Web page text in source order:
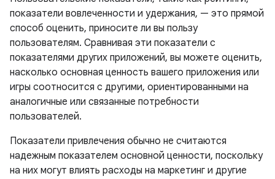
показатели вовлеченности и удержания, — это прямой
способ оценить, приносите ли вы пользу
пользователям. Сравнивая эти показатели с
показателями других приложений, вы можете оценить,
насколько основная ценность вашего приложения или
игры соотносится с другими, ориентированными на
аналогичные или связанные потребности
пользователей.
Показатели привлечения обычно не считаются
надежным показателем основной ценности, поскольку
на них могут влиять расходы на маркетинг и другие